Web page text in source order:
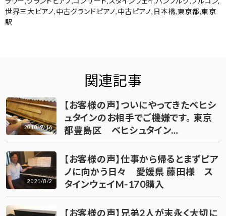
世界三大ピアノ,中古グランドピアノ,中古ピアノ, 日本橋,東京都,東京
駅
関連記事
2018/9/16
【お客様の声】ついにやってきたベヒシ
ュタインのお相手でご機嫌です。 東京
都豊島区 ベヒシュタイン…
2021/8/2
【お客様の声】仕事から帰るとまずピア
ノに向かう日々 愛媛県 藤田様 ス
タインウェイM-170購入
【お客様の声】兄弟2人が末永く大切に